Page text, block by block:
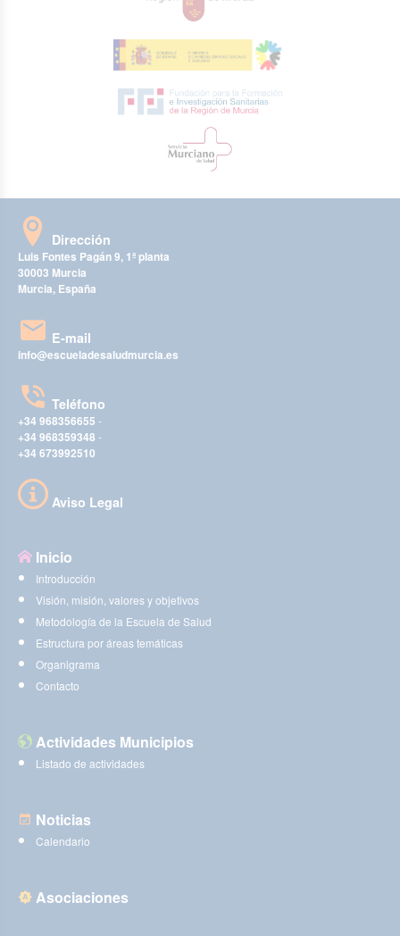
Dirección
Luis Fontes Pagán 9, 1ª planta
30003 Murcia
Murcia, España
E-mail
info@escueladesaludmurcia.es
Teléfono
+34 968356655 -
+34 968359348 -
+34 673992510
Aviso Legal
Inicio
Introducción
Visión, misión, valores y objetivos
Metodología de la Escuela de Salud
Estructura por áreas temáticas
Organigrama
Contacto
Actividades Municipios
Listado de actividades
Noticias
Calendario
Asociaciones